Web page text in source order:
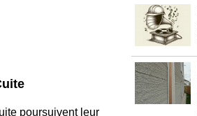
des accès, durabilité